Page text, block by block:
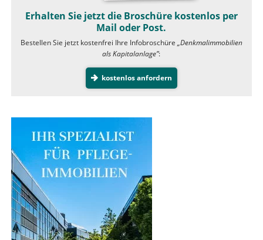
Erhalten Sie jetzt die Broschüre kostenlos per
Mail oder Post.
Bestellen Sie jetzt kostenfrei Ihre Infobroschüre „Denkmalimmobilien
als Kapitalanlage”:
kostenlos anfordern